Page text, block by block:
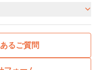
るご質問